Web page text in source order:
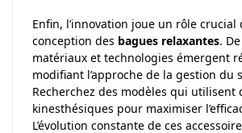
Enfin, l’innovation joue un rôle crucial
conception des bagues relaxantes.
matériaux et technologies émergent
modifiant l’approche de la gestion du
Recherchez des modèles qui utilisent
kinesthésiques pour maximiser
L’évolution constante de ces